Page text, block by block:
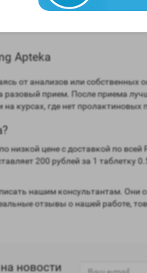
половыми актами;
Apteka
от анализов или
разовый прием. После приема
на курсах, где нет пролактиновых
по низкой цене с доставкой по
200 рублей за 1 таблетку
нашим консультантам. Они
отзывы о нашей работе,
новости